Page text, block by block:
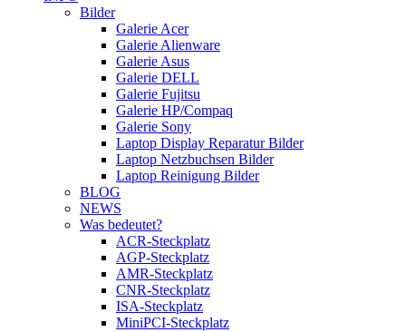
Bilder
Galerie Acer
Galerie Alienware
Galerie Asus
Galerie DELL
Galerie Fujitsu
Galerie HP/Compaq
Galerie Sony
Laptop Display Reparatur Bilder
Laptop Netzbuchsen Bilder
Laptop Reinigung Bilder
BLOG
NEWS
Was bedeutet?
ACR-Steckplatz
AGP-Steckplatz
AMR-Steckplatz
CNR-Steckplatz
ISA-Steckplatz
MiniPCI-Steckplatz